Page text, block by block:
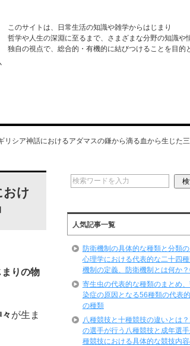
このサイトは、日常生活の知識や雑学からはじまり
哲学や人生の深淵に至るまで、さまざまな分野の知識や
独自の視点で、総合的・有機的に結びつけることを目的
リシア神話におけるアダマスの鎌から滴る血から生じた
おけ
りの物
が生ま
人気記事一覧
防衛機制の具体的な種類と分類の
心理学における代表的な二十四
機制の定義、防衛機制とは何か
寄生虫の代表的な種類のまとめ
染症の原因となる56種類の代表
の種類
八種競技と十種競技の違いとは
の選手が行う八種競技と成年選
種競技における具体的な競技内